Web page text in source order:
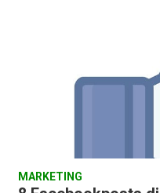
MARKETING